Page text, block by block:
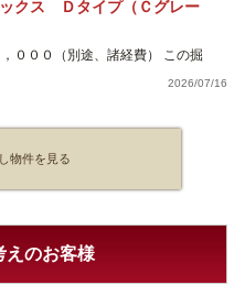
クス Ｄタイプ（Ｃグレー
００（別途、諸経費） この掘
2026/07/16
物件を見る
えのお客様